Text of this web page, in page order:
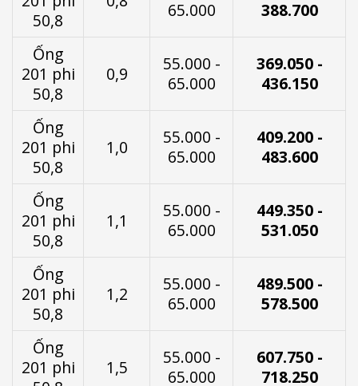
50,8
65.000
388.700
Ống
201 phi
50,8
0,9
55.000 -
65.000
369.050 -
436.150
Ống
201 phi
50,8
1,0
55.000 -
65.000
409.200 -
483.600
Ống
201 phi
50,8
1,1
55.000 -
65.000
449.350 -
531.050
Ống
201 phi
50,8
1,2
55.000 -
65.000
489.500 -
578.500
Ống
201 phi
1,5
55.000 -
65.000
607.750 -
718.250